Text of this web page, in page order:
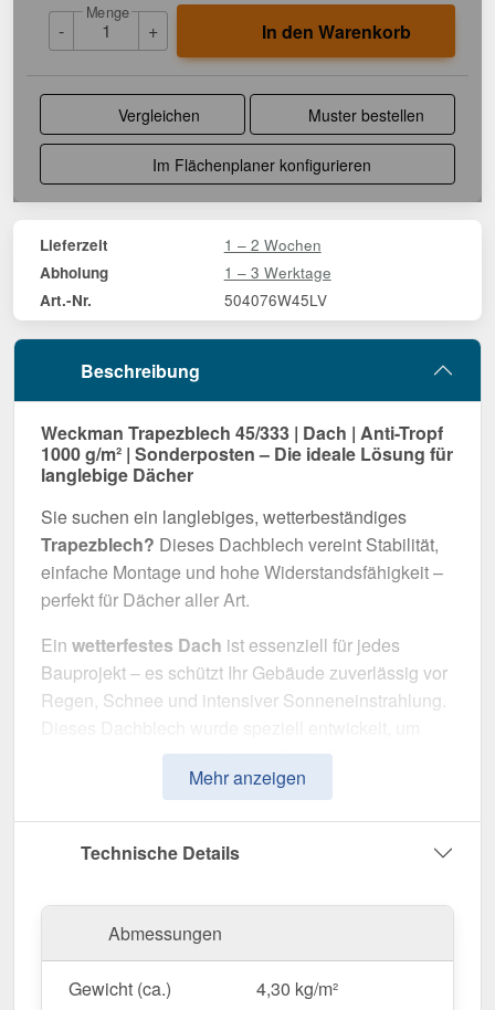
-
Menge
+ In den Warenkorb
Vergleichen Muster bestellen
Im Flächenplaner konfigurieren
Lieferzeit 1 – 2 Wochen
Abholung 1 – 3 Werktage
Art.-Nr. 504076W45LV
Beschreibung
Weckman Trapezblech 45/333 | Dach | Anti-Tropf
1000 g/m² | Sonderposten – Die ideale Lösung für
langlebige Dächer
Sie suchen ein langlebiges, wetterbeständiges
Trapezblech? Dieses Dachblech vereint Stabilität,
einfache Montage und hohe Widerstandsfähigkeit –
perfekt für Dächer aller Art.
Ein wetterfestes Dach ist essenziell für jedes
Bauprojekt – es schützt Ihr Gebäude zuverlässig vor
Regen, Schnee und intensiver Sonneneinstrahlung.
robuste und langlebige Dachlösung
bieten. Es überzeugt durch einfache Montage, hohe
0,40 mm, sorgt es für eine robuste Dachlösung. Die
Plattenbreite von 1,069 m
Nutzbreite von 1,00 mermöglichen eine schnelle
und effiziente Verlegung. Dank der25 µm Polyester
Mehr anzeigen
Technische Details
Abmessungen
Gewicht (ca.)
4,30 kg/m²